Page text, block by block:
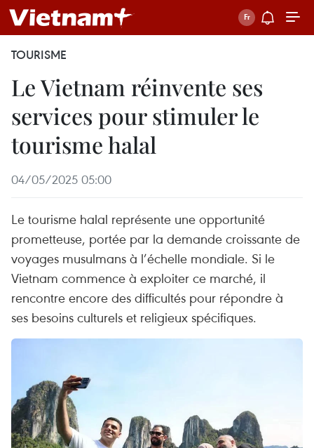
TOURISME
Le Vietnam réinvente ses
services pour stimuler le
tourisme halal
04/05/2025 05:00
Le tourisme halal représente une opportunité
prometteuse, portée par la demande croissante de
voyages musulmans à l’échelle mondiale. Si le
Vietnam commence à exploiter ce marché, il
rencontre encore des difficultés pour répondre à
ses besoins culturels et religieux spécifiques.